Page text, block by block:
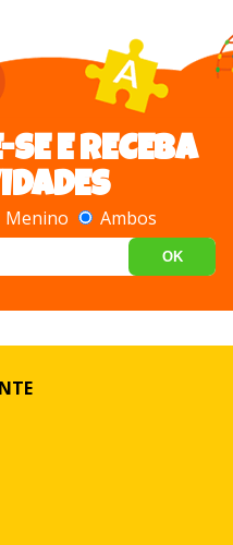
E RECEBA
Menino Ambos
OK